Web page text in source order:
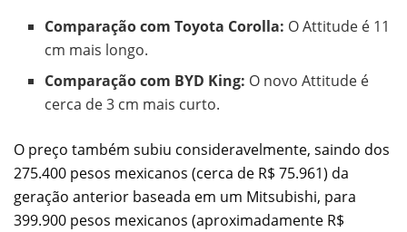
Comparação com Toyota Corolla: O Attitude é 11
cm mais longo.
Comparação com BYD King: O novo Attitude é
cerca de 3 cm mais curto.
O preço também subiu consideravelmente, saindo dos
275.400 pesos mexicanos (cerca de R$ 75.961) da
geração anterior baseada em um Mitsubishi, para
399.900 pesos mexicanos (aproximadamente R$